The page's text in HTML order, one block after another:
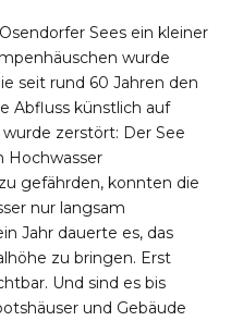
Sees ein kleiner
wurde
seit rund 60 Jahren den
Abfluss künstlich auf
zerstört: Der See
Hochwasser
gefährden, konnten die
nur langsam
Jahr dauerte es, das
zu bringen. Erst
Und sind es bis
und Gebäude